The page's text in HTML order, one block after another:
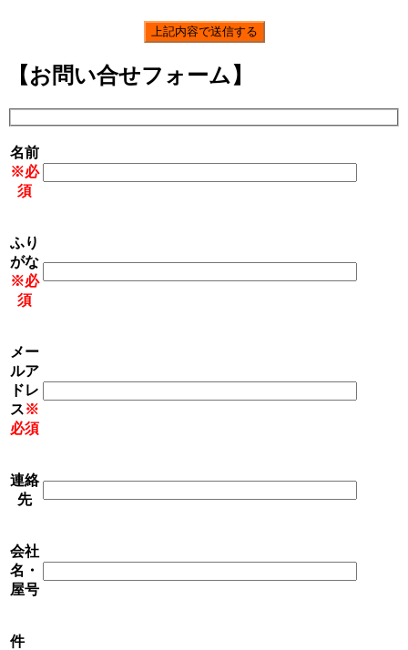
【お問い合せフォーム】
名前
※必
須
ふり
がな
※必
須
メー
ルア
ドレ
ス※
必須
連絡
先
会社
名・
屋号
件